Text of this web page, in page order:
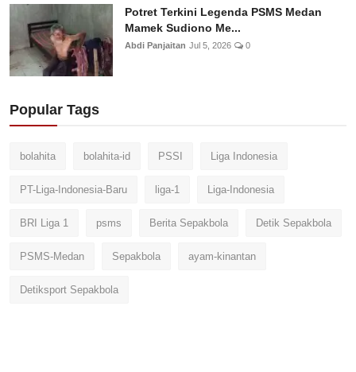
Potret Terkini Legenda PSMS Medan
Mamek Sudiono Me...
Abdi Panjaitan Jul 5, 2026 0
Popular Tags
bolahita bolahita-id PSSI Liga Indonesia
PT-Liga-Indonesia-Baru liga-1 Liga-Indonesia
BRI Liga 1 psms Berita Sepakbola Detik Sepakbola
PSMS-Medan Sepakbola ayam-kinantan
Detiksport Sepakbola